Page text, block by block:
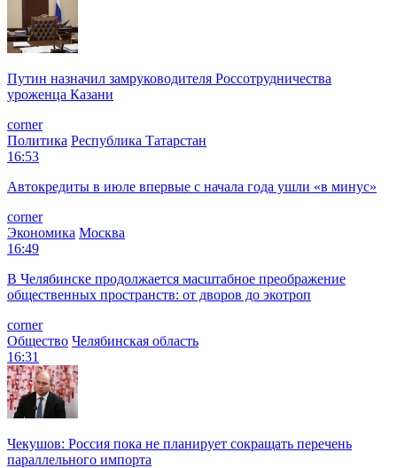
Путин назначил замруководителя Россотрудничества
уроженца Казани
corner
Политика Республика Татарстан
16:53
Автокредиты в июле впервые с начала года ушли «в минус»
corner
Экономика Москва
16:49
В Челябинске продолжается масштабное преображение
общественных пространств: от дворов до экотроп
corner
Общество Челябинская область
16:31
Чекушов: Россия пока не планирует сокращать перечень
параллельного импорта